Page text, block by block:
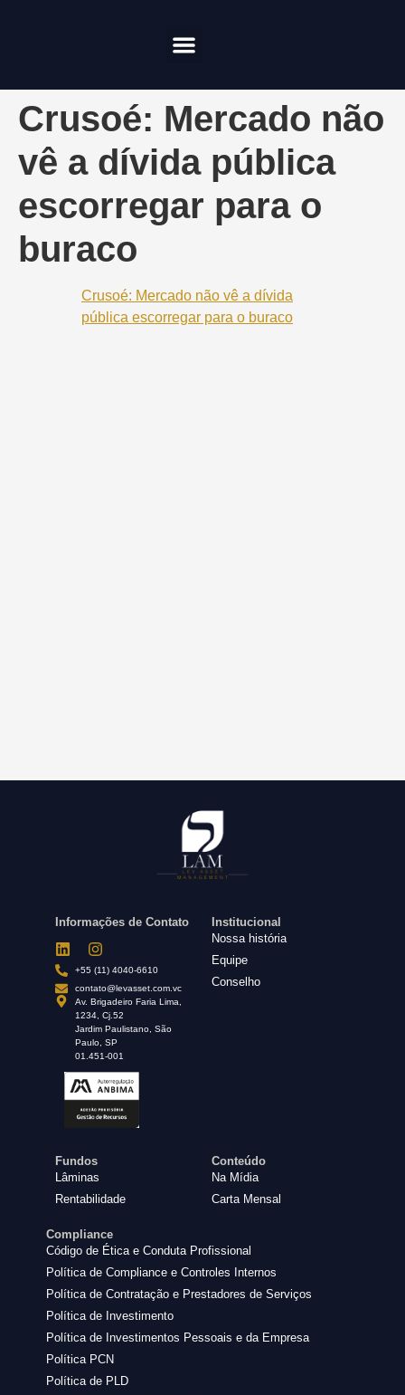
Crusoé: Mercado não
vê a dívida pública
escorregar para o
buraco
Crusoé: Mercado não vê a dívida
pública escorregar para o buraco
Informações de Contato
+55 (11) 4040-6610
contato@levasset.com.vc
Av. Brigadeiro Faria Lima,
1234, Cj.52
Jardim Paulistano, São
Paulo, SP
01.451-001
Institucional
Nossa história
Equipe
Conselho
Fundos
Lâminas
Rentabilidade
Conteúdo
Na Mídia
Carta Mensal
Compliance
Código de Ética e Conduta Profissional
Política de Compliance e Controles Internos
Política de Contratação e Prestadores de Serviços
Política de Investimento
Política de Investimentos Pessoais e da Empresa
Política PCN
Política de PLD